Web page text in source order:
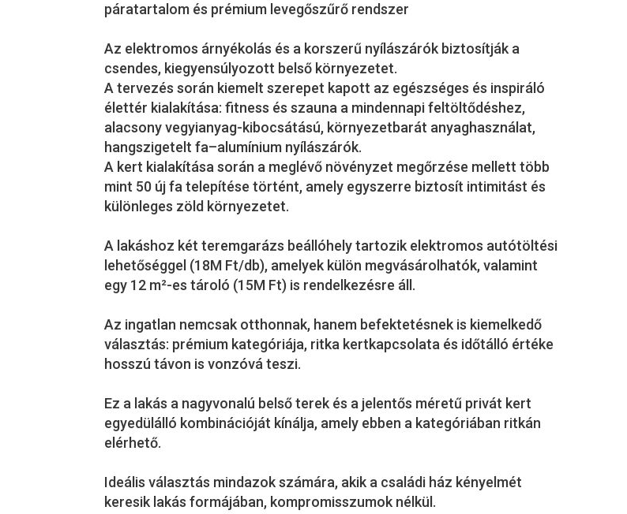
páratartalom és prémium levegőszűrő rendszer
Az elektromos árnyékolás és a korszerű nyílászárók biztosítják a
csendes, kiegyensúlyozott belső környezetet.
A tervezés során kiemelt szerepet kapott az egészséges és inspiráló
élettér kialakítása: fitness és szauna a mindennapi feltöltődéshez,
alacsony vegyianyag-kibocsátású, környezetbarát anyaghasználat,
hangszigetelt fa–alumínium nyílászárók.
A kert kialakítása során a meglévő növényzet megőrzése mellett több
mint 50 új fa telepítése történt, amely egyszerre biztosít intimitást és
különleges zöld környezetet.
A lakáshoz két teremgarázs beállóhely tartozik elektromos autótöltési
lehetőséggel (18M Ft/db), amelyek külön megvásárolhatók, valamint
egy 12 m²-es tároló (15M Ft) is rendelkezésre áll.
Az ingatlan nemcsak otthonnak, hanem befektetésnek is kiemelkedő
választás: prémium kategóriája, ritka kertkapcsolata és időtálló értéke
hosszú távon is vonzóvá teszi.
Ez a lakás a nagyvonalú belső terek és a jelentős méretű privát kert
egyedülálló kombinációját kínálja, amely ebben a kategóriában ritkán
elérhető.
Ideális választás mindazok számára, akik a családi ház kényelmét
keresik lakás formájában, kompromisszumok nélkül.